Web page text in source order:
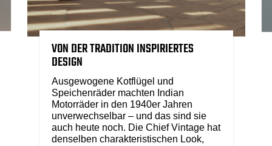
VON DER TRADITION INSPIRIERTES
DESIGN
Ausgewogene Kotflügel und
Speichenräder machten Indian
Motorräder in den 1940er Jahren
unverwechselbar – und das sind sie
auch heute noch. Die Chief Vintage hat
denselben charakteristischen Look,